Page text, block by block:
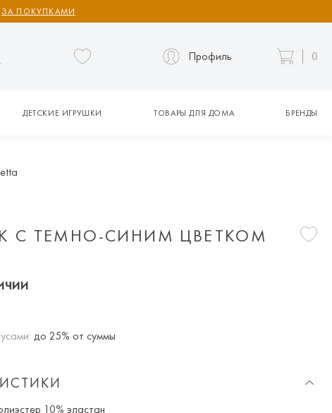
ЗА ПОКУПКАМИ
Профиль 0
ДЕТСКИЕ ИГРУШКИ ТОВАРЫ ДЛЯ ДОМА БРЕНДЫ
С ТЕМНО-СИНИМ ЦВЕТКОМ
до 25% от суммы
10% эластан